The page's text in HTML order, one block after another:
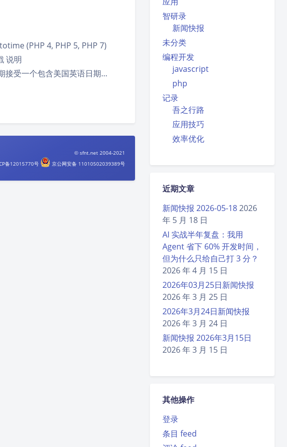
日落
智研录
新闻快报
未分类
编程开发
javascript
php
记录
吾之行路
应用技巧
效率优化
近期文章
新闻快报 2026-05-182026
年 5 月 18 日
AI 实战半年复盘：我用
Agent 省下 60% 开发时间，
但为什么只给自己打 3 分？
2026 年 4 月 15 日
2026年03月25日新闻快报
2026 年 3 月 25 日
2026年3月24日新闻快报
2026 年 3 月 24 日
新闻快报 2026年3月15日
2026 年 3 月 15 日
其他操作
登录
条目 feed
(PHP 4, PHP 5, PHP 7)
说明
受一个包含美国英语日期…
© sfnt.net 2004-2021
备12015770号
京公网安备 11010502039389号